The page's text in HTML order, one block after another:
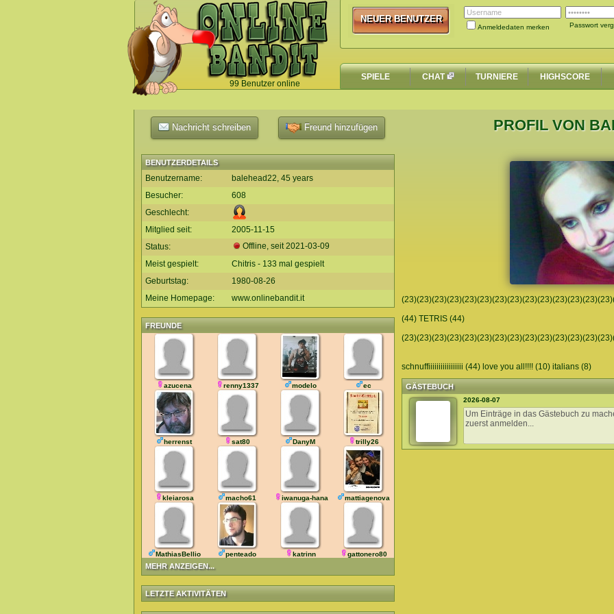
99 Benutzer online
`
Anmeldedaten merken Passwort
NEUER BENUTZER
NEUER BENUTZER
SPIELE CHAT TURNIERE HIGHSCORE
Nachricht schreiben Freund hinzufügen
BENUTZERDETAILS
Benutzername:
balehead22, 45 years
Besucher:
608
Geschlecht:
Mitglied seit:
2005-11-15
Status:
Offline, seit2021-03-09
Meist gespielt:
Chitris - 133 mal gespielt
Geburtstag:
1980-08-26
Meine Homepage:
www.onlinebandit.it
FREUNDE
MEHR ANZEIGEN...
azucena renny1337 modelo ec
herrenst sat80 DanyM trilly26
kleiarosa macho61 iwanuga-hana mattiagenova
MathiasBellio penteado katrinn gattonero80
LETZTE AKTIVITÄTEN
PROFIL VON
(44) TETRIS (44)
schnuffiiiiiiiiiiiiiiiii (44) love you all!!!! (10) italians (8)
GÄSTEBUCH
2026-08-07